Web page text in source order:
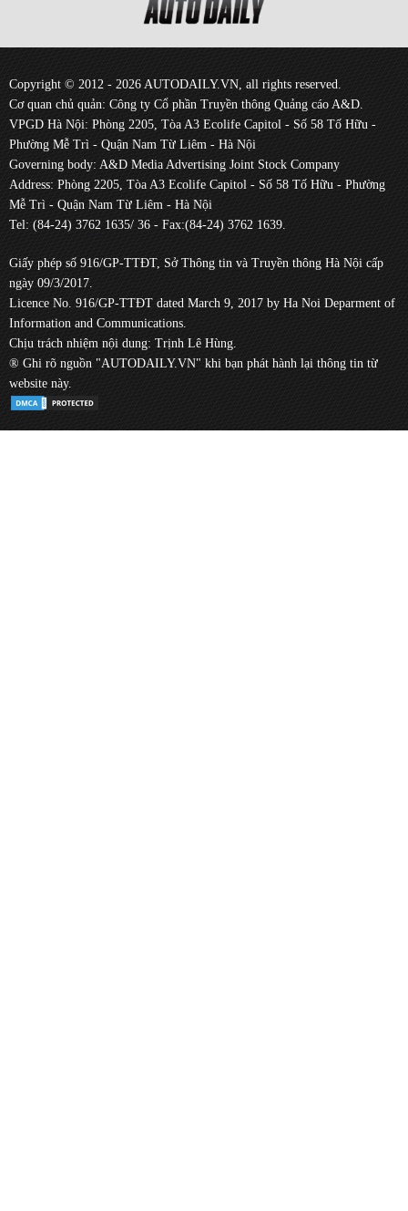
Copyright © 2012 - 2026 AUTODAILY.VN, all rights reserved.
Cơ quan chủ quản: Công ty Cổ phần Truyền thông Quảng cáo A&D.
VPGD Hà Nội: Phòng 2205, Tòa A3 Ecolife Capitol - Số 58 Tố Hữu -
Phường Mễ Trì - Quận Nam Từ Liêm - Hà Nội
Governing body: A&D Media Advertising Joint Stock Company
Address: Phòng 2205, Tòa A3 Ecolife Capitol - Số 58 Tố Hữu - Phường
Mễ Trì - Quận Nam Từ Liêm - Hà Nội
Tel: (84-24) 3762 1635/ 36 - Fax:(84-24) 3762 1639.
Giấy phép số 916/GP-TTĐT, Sở Thông tin và Truyền thông Hà Nội cấp
ngày 09/3/2017.
Licence No. 916/GP-TTĐT dated March 9, 2017 by Ha Noi Deparment of
Information and Communications.
Chịu trách nhiệm nội dung: Trịnh Lê Hùng.
® Ghi rõ nguồn "AUTODAILY.VN" khi bạn phát hành lại thông tin từ
website này.